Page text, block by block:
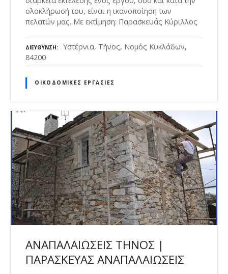
ολοκλήρωσή του, είναι η ικανοποίηση των
πελατών μας. Με εκτίμηση: Παρασκευάς Κύριλλος
ΔΙΕΎΘΥΝΣΗ
Υστέρνια, Τήνος, Νομός Κυκλάδων,
84200
ΟΙΚΟΔΟΜΙΚΈΣ ΕΡΓΑΣΊΕΣ
ΑΝΑΠΑΛΑΙΩΣΕΙΣ ΤΗΝΟΣ |
ΠΑΡΑΣΚΕΥΑΣ ΑΝΑΠΑΛΑΙΩΣΕΙΣ